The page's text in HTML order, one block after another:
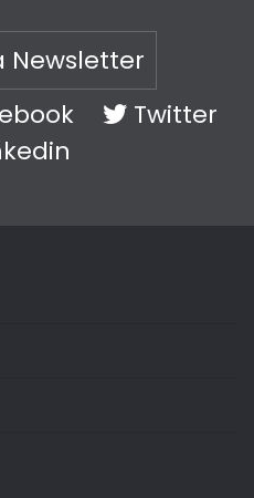
Newsletter
Twitter